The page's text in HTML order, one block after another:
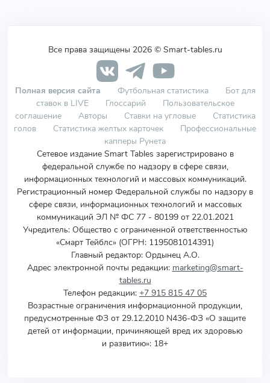
Все права защищены 2026 © Smart-tables.ru
Полная версия сайта Футбольная статистика
Бот для
ставок в LIVE
Глоссарий
Пользовательское
соглашение
Авторы Ставки на угловые
Статистика
голов
Статистика желтых карточек
Профессиональные
капперы Рунета
Сетевое издание Smart Tables зарегистрировано в
федеральной службе по надзору в сфере связи,
информационных технологий и массовых коммуникаций.
Регистрационный номер Федеральной службы по надзору в
сфере связи, информационных технологий и массовых
коммуникаций ЭЛ № ФС 77 - 80199 от 22.01.2021
Учредитель: Общество с ограниченной ответственностью
«Смарт Тейблс» (ОГРН: 1195081014391)
Главный редактор: Ордынец А.О.
Адрес электронной почты редакции: marketing@smart-
tables.ru
Телефон редакции: +7 915 815 47 05
Возрастные ограничения информационной продукции,
предусмотренные ФЗ от 29.12.2010 N436-ФЗ «О защите
детей от информации, причиняющей вред их здоровью
и развитию»: 18+